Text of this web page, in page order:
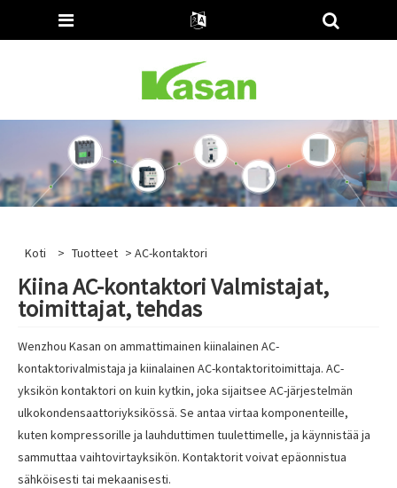
Koti > Tuotteet > AC-kontaktori
Kiina AC-kontaktori Valmistajat,
toimittajat, tehdas
Wenzhou Kasan on ammattimainen kiinalainen AC-
kontaktorivalmistaja ja kiinalainen AC-kontaktoritoimittaja. AC-
yksikön kontaktori on kuin kytkin, joka sijaitsee AC-järjestelmän
ulkokondensaattoriyksikössä. Se antaa virtaa komponenteille,
kuten kompressorille ja lauhduttimen tuulettimelle, ja käynnistää ja
sammuttaa vaihtovirtayksikön. Kontaktorit voivat epäonnistua
sähköisesti tai mekaanisesti.